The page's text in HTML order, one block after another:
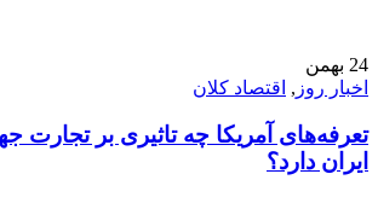
24 بهمن
اخبار روز , اقتصاد کلان
تعرفه‌های آمریکا چه تاثیری بر تجارت
ایران دارد؟